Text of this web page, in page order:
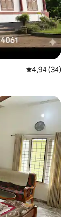
4,94 de uma
4,94 (34)